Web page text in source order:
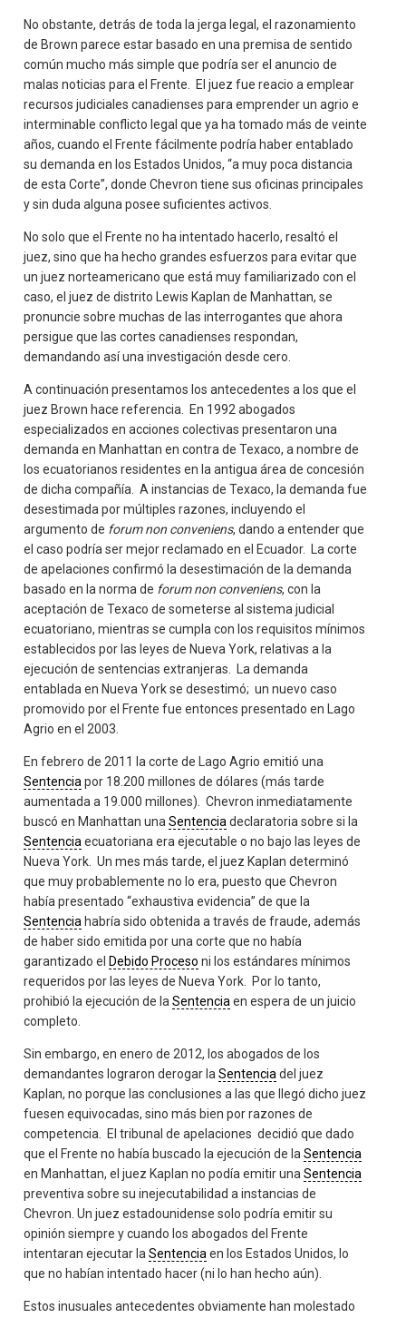
No obstante, detrás de toda la jerga legal, el razonamiento
de Brown parece estar basado en una premisa de sentido
común mucho más simple que podría ser el anuncio de
malas noticias para el Frente. El juez fue reacio a emplear
recursos judiciales canadienses para emprender un agrio e
interminable conflicto legal que ya ha tomado más de veinte
años, cuando el Frente fácilmente podría haber entablado
su demanda en los Estados Unidos, “a muy poca distancia
de esta Corte”, donde Chevron tiene sus oficinas principales
y sin duda alguna posee suficientes activos.
No solo que el Frente no ha intentado hacerlo, resaltó el
juez, sino que ha hecho grandes esfuerzos para evitar que
un juez norteamericano que está muy familiarizado con el
caso, el juez de distrito Lewis Kaplan de Manhattan, se
pronuncie sobre muchas de las interrogantes que ahora
persigue que las cortes canadienses respondan,
demandando así una investigación desde cero.
A continuación presentamos los antecedentes a los que el
juez Brown hace referencia. En 1992 abogados
especializados en acciones colectivas presentaron una
demanda en Manhattan en contra de Texaco, a nombre de
los ecuatorianos residentes en la antigua área de concesión
de dicha compañía. A instancias de Texaco, la demanda fue
desestimada por múltiples razones, incluyendo el
argumento de forum non conveniens, dando a entender que
el caso podría ser mejor reclamado en el Ecuador. La corte
de apelaciones confirmó la desestimación de la demanda
basado en la norma de forum non conveniens, con la
aceptación de Texaco de someterse al sistema judicial
ecuatoriano, mientras se cumpla con los requisitos mínimos
establecidos por las leyes de Nueva York, relativas a la
ejecución de sentencias extranjeras. La demanda
entablada en Nueva York se desestimó; un nuevo caso
promovido por el Frente fue entonces presentado en Lago
Agrio en el 2003.
En febrero de 2011 la corte de Lago Agrio emitió una
Sentencia por 18.200 millones de dólares (más tarde
aumentada a 19.000 millones). Chevron inmediatamente
buscó en Manhattan unaSentencia declaratoria sobre si la
Sentencia ecuatoriana era ejecutable o no bajo las leyes de
Nueva York. Un mes más tarde, el juez Kaplan determinó
que muy probablemente no lo era, puesto que Chevron
había presentado “exhaustiva evidencia” de que la
Sentencia habría sido obtenida a través de fraude, además
de haber sido emitida por una corte que no había
garantizado el Debido Proceso ni los estándares mínimos
requeridos por las leyes de Nueva York. Por lo tanto,
prohibió la ejecución de laSentencia en espera de un juicio
completo.
Sin embargo, en enero de 2012, los abogados de los
demandantes lograron derogar laSentencia del juez
Kaplan, no porque las conclusiones a las que llegó dicho juez
fuesen equivocadas, sino más bien por razones de
competencia. El tribunal de apelaciones decidió que dado
que el Frente no había buscado la ejecución de laSentencia
en Manhattan, el juez Kaplan no podía emitir unaSentencia
preventiva sobre su inejecutabilidad a instancias de
Chevron. Un juez estadounidense solo podría emitir su
opinión siempre y cuando los abogados del Frente
intentaran ejecutar laSentencia en los Estados Unidos, lo
que no habían intentado hacer (ni lo han hecho aún).
Estos inusuales antecedentes obviamente han molestado